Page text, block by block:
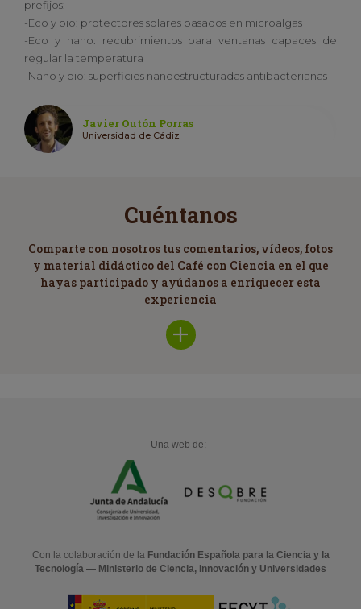
prefijos:
-Eco y bio: protectores solares basados en microalgas
-Eco y nano: recubrimientos para ventanas capaces de
regular la temperatura
-Nano y bio: superficies nanoestructuradas antibacterianas
Javier Outón Porras
Universidad de Cádiz
Cuéntanos
Comparte con nosotros tus comentarios, vídeos, fotos
y material didáctico del Café con Ciencia en el que
hayas participado y ayúdanos a enriquecer esta
experiencia
Una web de:
Con la colaboración de la Fundación Española para la Ciencia y la
Tecnología — Ministerio de Ciencia, Innovación y Universidades